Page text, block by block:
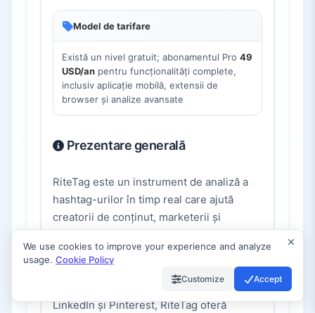
Model de tarifare
Există un nivel gratuit; abonamentul Pro 49
USD/an pentru funcționalități complete,
inclusiv aplicație mobilă, extensii de
browser și analize avansate
Prezentare generală
RiteTag este un instrument de analiză a
hashtag-urilor în timp real care ajută
creatorii de conținut, marketerii și
brandurile să descopere cele mai
eficiente hashtag-uri pentru vizibilitate
maximă. Folosind date live de implicare
de pe Instagram, Twitter, Facebook,
LinkedIn și Pinterest, RiteTag oferă
We use cookies to improve your experience and analyze
usage. Cookie Policy
Customize Accept